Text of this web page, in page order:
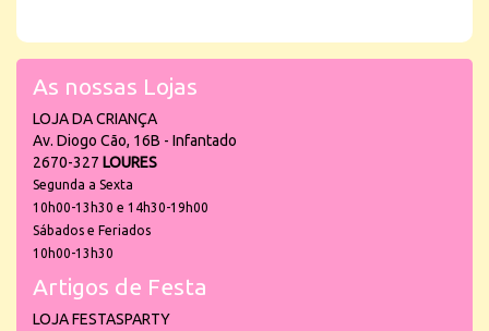
As nossas Lojas
LOJA DA CRIANÇA
Av. Diogo Cão, 16B - Infantado
2670-327 LOURES
Segunda a Sexta
10h00-13h30 e 14h30-19h00
Sábados e Feriados
10h00-13h30
Artigos de Festa
LOJA FESTASPARTY